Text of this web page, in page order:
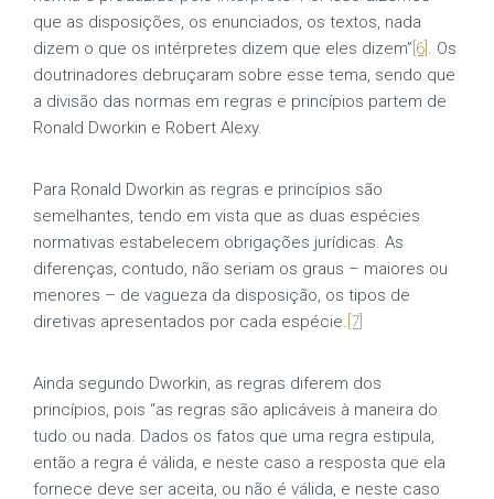
que as disposições, os enunciados, os textos, nada
dizem o que os intérpretes dizem que eles dizem” [6] . Os
doutrinadores debruçaram sobre esse tema, sendo que
a divisão das normas em regras e princípios partem de
Ronald Dworkin e Robert Alexy.
Para Ronald Dworkin as regras e princípios são
semelhantes, tendo em vista que as duas espécies
normativas estabelecem obrigações jurídicas. As
diferenças, contudo, não seriam os graus – maiores ou
menores – de vagueza da disposição, os tipos de
diretivas apresentados por cada espécie. [7]
Ainda segundo Dworkin, as regras diferem dos
princípios, pois “as regras são aplicáveis à maneira do
tudo ou nada. Dados os fatos que uma regra estipula,
então a regra é válida, e neste caso a resposta que ela
fornece deve ser aceita, ou não é válida, e neste caso